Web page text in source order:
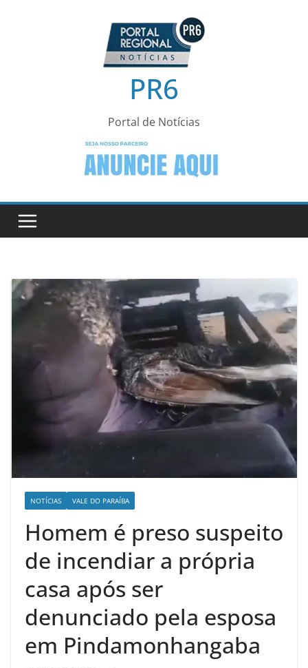
PR6
Portal de Notícias
NOTÍCIAS VALE DO PARAÍBA
Homem é preso suspeito
de incendiar a própria
casa após ser
denunciado pela esposa
em Pindamonhangaba